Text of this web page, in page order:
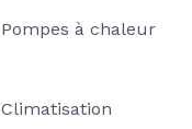
•	Pompes à chaleur
•	Climatisation